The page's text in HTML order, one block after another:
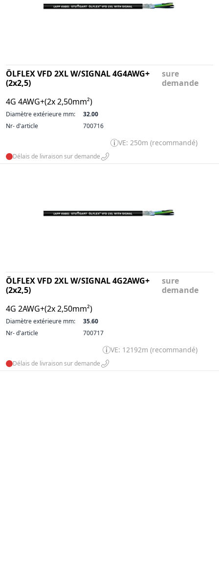
ÖLFLEX VFD 2XL W/SIGNAL 4G4AWG+
(2x2,5)
4G 4AWG+(2x 2,50mm²)
sure
demande
Diamètre extérieure mm:
32.00
Nr- d'article
700716
VE: 250m (recommandé)
Délais de livraison sur demande
ÖLFLEX VFD 2XL W/SIGNAL 4G2AWG+
(2x2,5)
4G 2AWG+(2x 2,50mm²)
sure
demande
Diamètre extérieure mm:
35.60
Nr- d'article
700717
VE: 12192m (recommandé)
Délais de livraison sur demande